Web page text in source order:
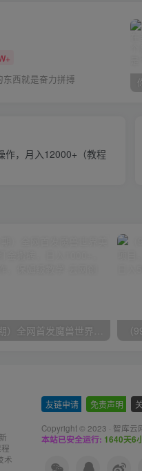
西就是奋力拼搏
作，月入12000+（教程
（9111期）全网首发魔兽世界美服全自动打金搬砖，日入1000+，简单好操作，保姆级教学
术
友链申请 免责声明
Copyright © 2023 · 智库云
本站已安全运行: 1640天6